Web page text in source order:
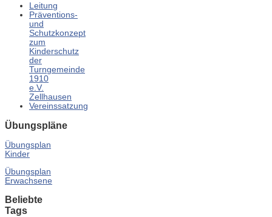
Leitung
Präventions-
und
Schutzkonzept
zum
Kinderschutz
der
Turngemeinde
1910
e.V.
Zellhausen
Vereinssatzung
Übungspläne
Übungsplan
Kinder
Übungsplan
Erwachsene
Beliebte
Tags